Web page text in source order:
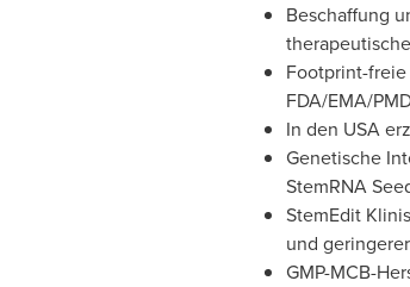
Beschaffung
Footprint-freie
FDA/EMA/
In den USA
Genetische
StemRNA
StemEdit
und
GMP-MCB-